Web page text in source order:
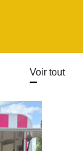
Voir tout